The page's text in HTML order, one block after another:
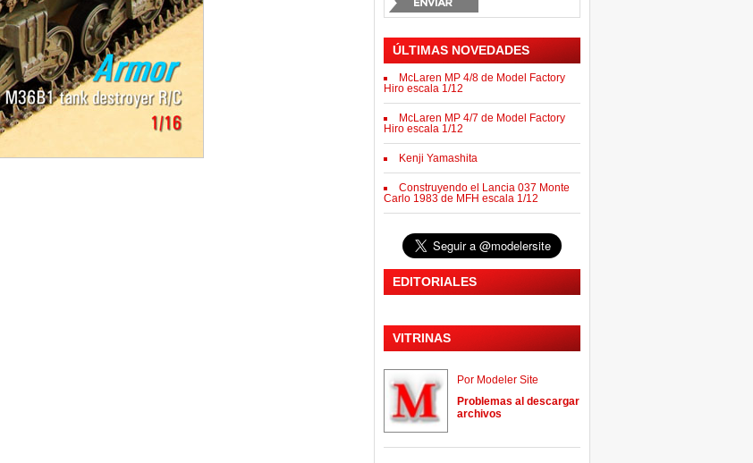
ÚLTIMAS NOVEDADES
McLaren MP 4/8 de Model Factory
Hiro escala 1/12
McLaren MP 4/7 de Model Factory
Hiro escala 1/12
Kenji Yamashita
Construyendo el Lancia 037 Monte
Carlo 1983 de MFH escala 1/12
EDITORIALES
VITRINAS
Por Modeler Site
Problemas al descargar
archivos